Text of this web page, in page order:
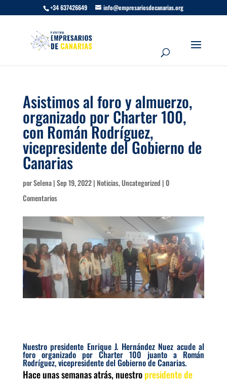
+34 637426649 info@empresariosdecanarias.org
Asistimos al foro y almuerzo,
organizado por Charter 100,
con Román Rodríguez,
vicepresidente del Gobierno de
Canarias
porSelena|Sep 19, 2022| Noticias,Uncategorized |0
Comentarios
Nuestro presidente Enrique J. Hernández Nuez acude al
foro organizado por Charter 100 juanto a Román
Rodríguez, vicepresidente del Gobierno de Canarias.
Hace unas semanas atrás, nuestropresidente de